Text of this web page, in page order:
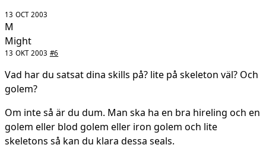
13 OCT 2003
M
Might
13 OKT 2003 #6
Vad har du satsat dina skills på? lite på skeleton väl? Och
golem?
Om inte så är du dum. Man ska ha en bra hireling och en
golem eller blod golem eller iron golem och lite
skeletons så kan du klara dessa seals.